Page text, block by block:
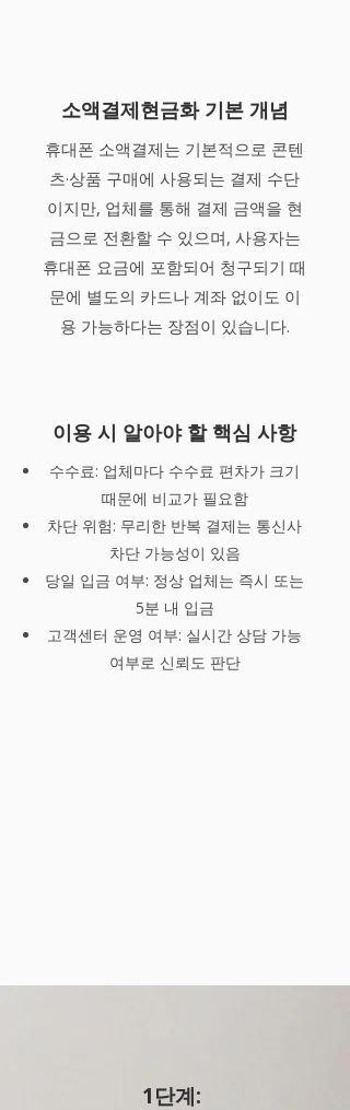
소액결제현금화 기본 개념
휴대폰 소액결제는 기본적으로 콘텐
츠·상품 구매에 사용되는 결제 수단
이지만, 업체를 통해 결제 금액을 현
금으로 전환할 수 있으며, 사용자는
휴대폰 요금에 포함되어 청구되기 때
문에 별도의 카드나 계좌 없이도 이
용 가능하다는 장점이 있습니다.
이용 시 알아야 할 핵심 사항
수수료: 업체마다 수수료 편차가 크기
때문에 비교가 필요함
차단 위험: 무리한 반복 결제는 통신사
차단 가능성이 있음
당일 입금 여부: 정상 업체는 즉시 또는
5분 내 입금
고객센터 운영 여부: 실시간 상담 가능
여부로 신뢰도 판단
1단계: